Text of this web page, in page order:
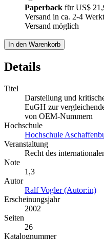
Paperback fürUS$
Versand in ca. 2-4
Versand möglich
In den Warenkorb
Details
Titel
Darstellung und
EuGH zur
von OEM-Nummern
Hochschule
Hochschule
Veranstaltung
Recht des
Note
1,3
Autor
Ralf Vogler (Autor:in)
Erscheinungsjahr
2002
Seiten
26
Katalognummer